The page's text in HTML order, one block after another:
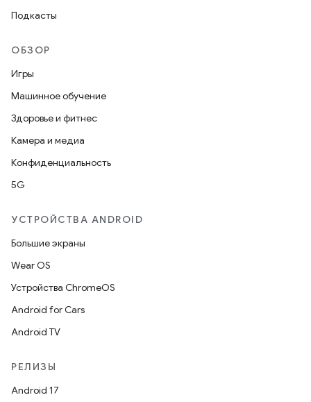
Подкасты
ОБЗОР
Игры
Машинное обучение
Здоровье и фитнес
Камера и медиа
Конфиденциальность
5G
УСТРОЙСТВА ANDROID
Большие экраны
Wear OS
Устройства ChromeOS
Android for Cars
Android TV
РЕЛИЗЫ
Android 17